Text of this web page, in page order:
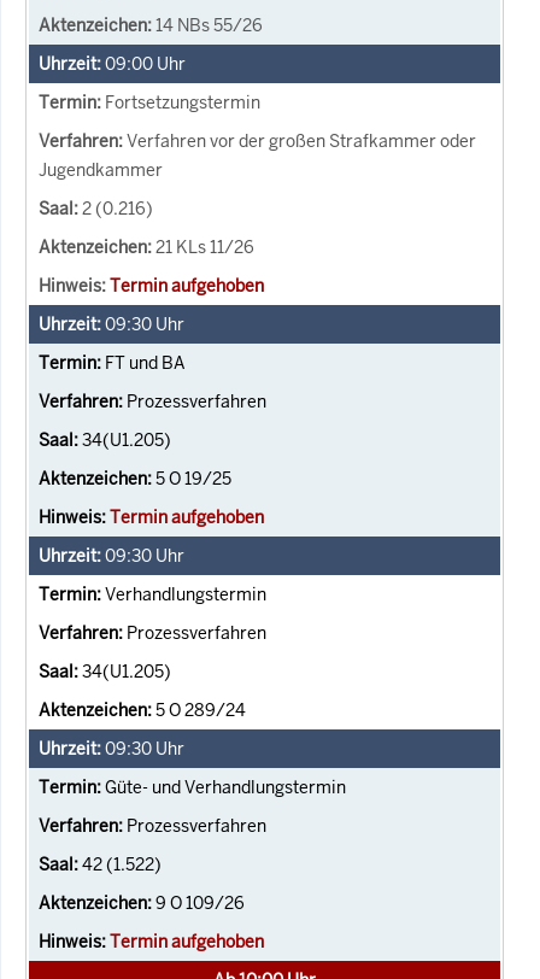
14 NBs 55/26
09:00 Uhr
Fortsetzungstermin
Verfahren vor der großen Strafkammer oder
Jugendkammer
2 (0.216)
21 KLs 11/26
Termin aufgehoben
09:30 Uhr
FT und BA
Prozessverfahren
34(U1.205)
5 O 19/25
Termin aufgehoben
09:30 Uhr
Verhandlungstermin
Prozessverfahren
34(U1.205)
5 O 289/24
09:30 Uhr
Güte- und Verhandlungstermin
Prozessverfahren
42 (1.522)
9 O 109/26
Termin aufgehoben